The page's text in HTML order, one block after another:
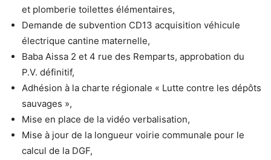
et plomberie toilettes élémentaires,
Demande de subvention CD13 acquisition véhicule
électrique cantine maternelle,
Baba Aissa 2 et 4 rue des Remparts, approbation du
P.V. définitif,
Adhésion à la charte régionale « Lutte contre les dépôts
sauvages »,
Mise en place de la vidéo verbalisation,
Mise à jour de la longueur voirie communale pour le
calcul de la DGF,